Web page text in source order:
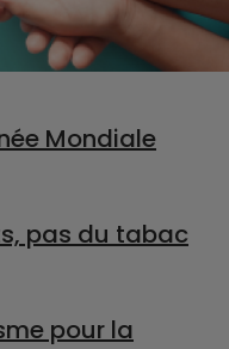
Mondiale
pas du tabac
pour la